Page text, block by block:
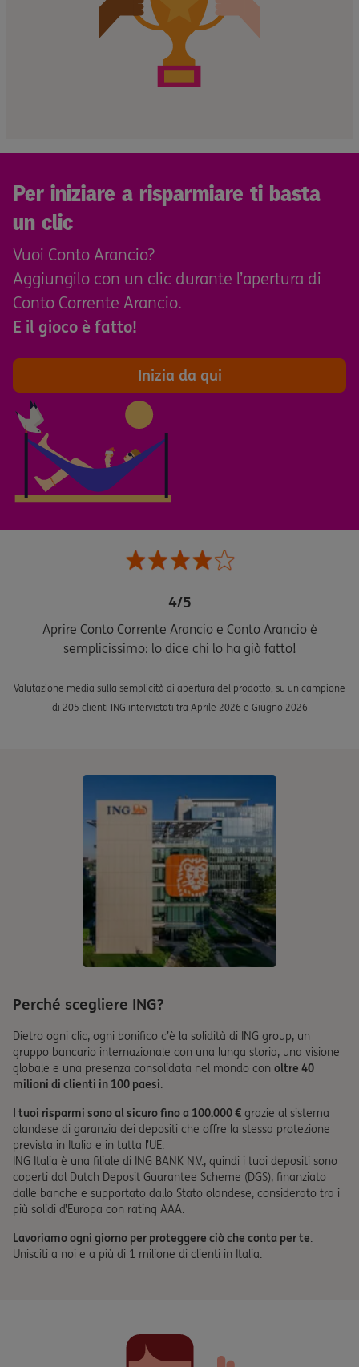
Per iniziare a risparmiare ti basta
un clic
Vuoi Conto Arancio?
Aggiungilo con un clic durante l’apertura di
Conto Corrente Arancio.
E il gioco è fatto!
Inizia da qui
4/5
Aprire Conto Corrente Arancio e Conto Arancio è
semplicissimo: lo dice chi lo ha già fatto!
Valutazione media sulla semplicità di apertura del prodotto, su un campione
di 205 clienti ING intervistati tra Aprile 2026 e Giugno 2026
Perché scegliere ING?
Dietro ogni clic, ogni bonifico c’è la solidità di ING group, un
gruppo bancario internazionale con una lunga storia, una visione
globale e una presenza consolidata nel mondo con oltre 40
milioni di clienti in 100 paesi.
I tuoi risparmi sono al sicuro fino a 100.000 € grazie al sistema
olandese di garanzia dei depositi che offre la stessa protezione
prevista in Italia e in tutta l’UE.
ING Italia è una filiale di ING BANK N.V., quindi i tuoi depositi sono
coperti dal Dutch Deposit Guarantee Scheme (DGS), finanziato
dalle banche e supportato dallo Stato olandese, considerato tra i
più solidi d’Europa con rating AAA.
Lavoriamo ogni giorno per proteggere ciò che conta per te.
Unisciti a noi e a più di 1 milione di clienti in Italia.